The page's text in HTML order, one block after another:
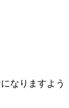
なりますよう